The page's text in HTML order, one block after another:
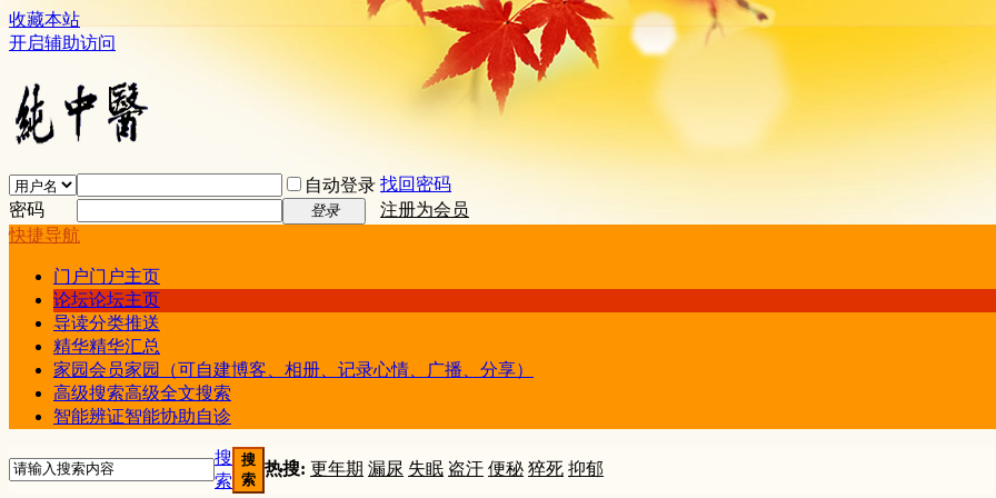
收藏本站
开启辅助访问
自动登录 找回密码
密码
登录
注册为会员
快捷导航
门户门户主页
论坛论坛主页
导读分类推送
精华精华汇总
家园会员家园（可自建博客、相册、记录心情、广播、分享）
高级搜索高级全文搜索
智能辨证智能协助自诊
搜
索
搜
索
热搜: 更年期 漏尿 失眠 盗汗 便秘 猝死 抑郁